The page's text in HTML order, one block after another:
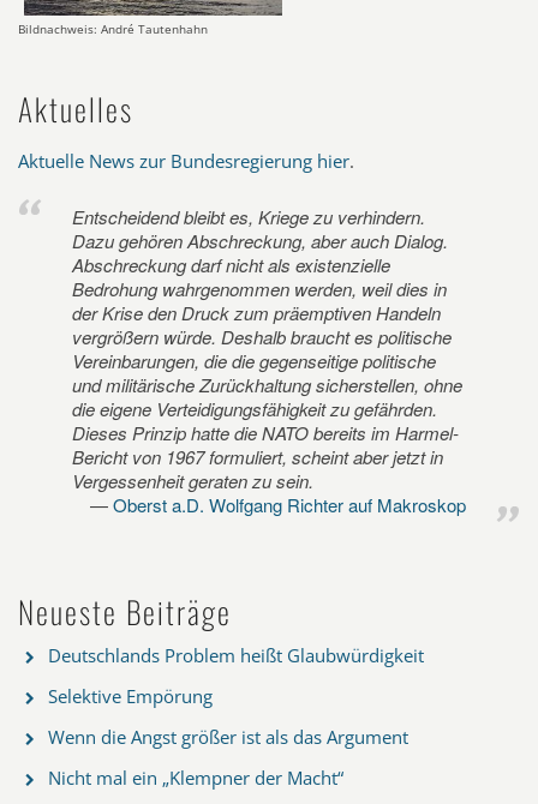
Bildnachweis: André Tautenhahn
Aktuelles
Aktuelle News zur Bundesregierung hier.
Entscheidend bleibt es, Kriege zu verhindern.
Dazu gehören Abschreckung, aber auch Dialog.
Abschreckung darf nicht als existenzielle
Bedrohung wahrgenommen werden, weil dies in
der Krise den Druck zum präemptiven Handeln
vergrößern würde. Deshalb braucht es politische
Vereinbarungen, die die gegenseitige politische
und militärische Zurückhaltung sicherstellen, ohne
die eigene Verteidigungsfähigkeit zu gefährden.
Dieses Prinzip hatte die NATO bereits im Harmel-
Bericht von 1967 formuliert, scheint aber jetzt in
Vergessenheit geraten zu sein.
Oberst a.D. Wolfgang Richter auf Makroskop
Neueste Beiträge
Deutschlands Problem heißt Glaubwürdigkeit
Selektive Empörung
Wenn die Angst größer ist als das Argument
Nicht mal ein „Klempner der Macht“